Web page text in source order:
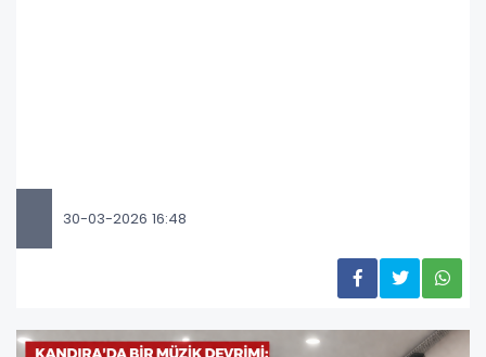
30-03-2026 16:48